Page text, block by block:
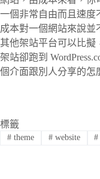
一個非常自由而且速度
成本對一個網站來說並
其他架站平台可以比擬
架站卻跑到
個介面跟別人分享的怎
標籤
#theme #website #